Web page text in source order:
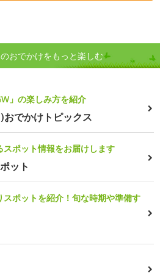
おでかけをもっと楽しむ
」の楽しみ方を紹介
でかけトピックス
ポット情報をお届けします
ット
ポットを紹介！旬な時期や準備す